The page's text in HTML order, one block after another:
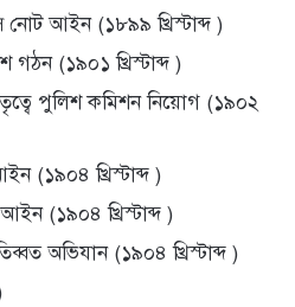
নোট আইন (১৮৯৯ খ্রিস্টাব্দ )
গঠন (১৯০১ খ্রিস্টাব্দ )
পুলিশ কমিশন নিয়োগ (১৯০২
(১৯০৪ খ্রিস্টাব্দ )
(১৯০৪ খ্রিস্টাব্দ )
অভিযান (১৯০৪ খ্রিস্টাব্দ )